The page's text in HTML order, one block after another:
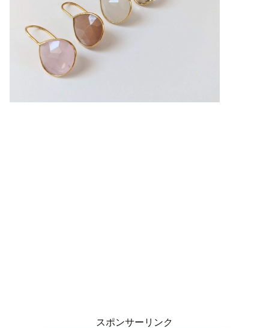
スポンサーリンク